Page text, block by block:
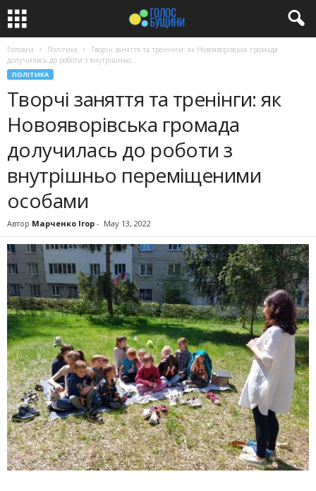
Головна Політика
Творчі заняття та тренінги: як Новояворівська громада
долучилась до роботи з внутрішньо...
ПОЛІТИКА
Творчі заняття та тренінги: як
Новояворівська громада
долучилась до роботи з
внутрішньо переміщеними
особами
Автор Марченко Ігор - May 13, 2022